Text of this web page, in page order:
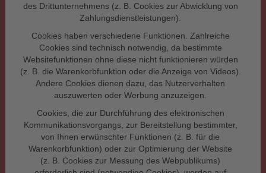
des Drittunternehmens (z. B. Cookies zur Abwicklung von
Zahlungsdienstleistungen).
Cookies haben verschiedene Funktionen. Zahlreiche
Cookies sind technisch notwendig, da bestimmte
Websitefunktionen ohne diese nicht funktionieren würden
(z. B. die Warenkorbfunktion oder die Anzeige von Videos).
Andere Cookies dienen dazu, das Nutzerverhalten
auszuwerten oder Werbung anzuzeigen.
Cookies, die zur Durchführung des elektronischen
Kommunikationsvorgangs, zur Bereitstellung bestimmter,
von Ihnen erwünschter Funktionen (z. B. für die
Warenkorbfunktion) oder zur Optimierung der Website
(z. B. Cookies zur Messung des Webpublikums)